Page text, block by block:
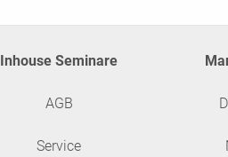
Inhouse Seminare
AGB
Service